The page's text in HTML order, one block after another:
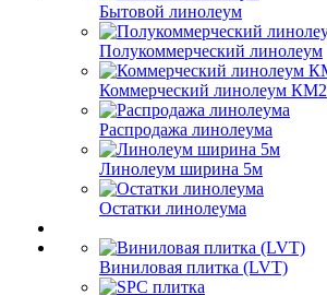
Бытовой линолеум
Полукоммерческий линолеум
Коммерческий линолеум КМ2
Распродажа линолеума
Линолеум ширина 5м
Остатки линолеума
Виниловая плитка (LVT)